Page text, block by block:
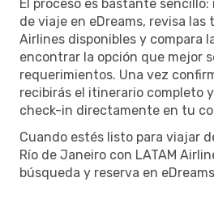
El proceso es bastante
de viaje en eDreams, revisa las
Airlines disponibles y compara
encontrar la opción que mejor
requerimientos. Una vez
recibirás el itinerario completo
check-in directamente en tu
Cuando estés listo para viajar
Río de Janeiro con LATAM
búsqueda y reserva en